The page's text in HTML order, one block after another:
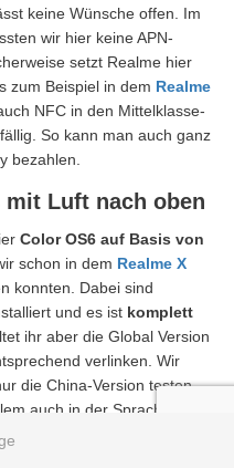
keine Wünsche offen. Im
wir hier keine APN-
setzt Realme hier
zum Beispiel in dem Realme
NFC in den Mittelklasse-
So kann man auch ganz
bezahlen.
Luft nach oben
Color OS6 auf Basis von
schon in dem Realme X
konnten. Dabei sind
und es ist komplett
ihr aber die Global Version
verlinken. Wir
die China-Version testen,
auch in der Sprache, da
ist.